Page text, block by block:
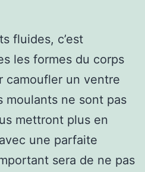
fluides, c’est
les formes du corps
camoufler un ventre
moulants ne sont pas
mettront plus en
une parfaite
sera de ne pas